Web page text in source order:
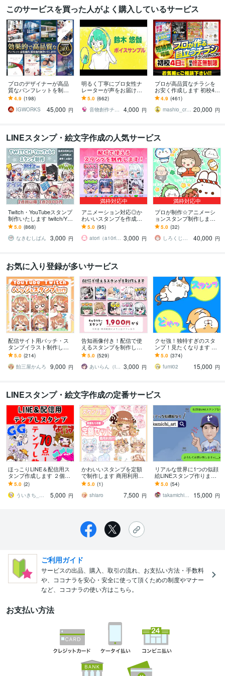
このサービスを買った人がよく購入しているサービス
プロのデザイナーが高品
質なパンフレットを制作
します パンフレット、会
社案内、採用案内、カタ
ログでも対応可能です！
4.9 (198)
IGWORKS
45,000 円
明るく丁寧にプロ女性ナ
レーターが声をお届けし
ます 明るい声を軸に落ち
着いたナレ少年ボイスや
演技まで幅広く対応！
5.0 (662)
音物創作チーム「UMEX」
4,000 円
プロが高品質なチラシを
お安く作成します 初校4日
以内！細かい修正無制
限！ポスター、DM、名刺
なども！
4.9 (461)
mashio_creat 20,000 円
LINEスタンプ・絵文字作成の人気サービス
Twitch・YouTubeスタンプ
制作いたします twitch/You
Tube/tiktok配信用スタンプ
制作
5.0 (868)
なきむしぱん
3,000 円
満枠対応中
アニメーション対応◎か
わいいスタンプを作成し
ます 企業実績多数有！Yo
uTube・Twitch・TikTok☆
5.0 (95)
atori（a10ri_p） 3,000 円
満枠対応中
プロが制作☆アニメーシ
ョンスタンプ制作します L
INE、YouTube、Twitch用
アニメスタンプ制作☆
5.0 (32)
しろくじらプラスし
40,000 円
お気に入り登録が多いサービス
配信サイト用バッチ・ス
タンプイラスト制作しま
す 企業実績あり！メンバ
ーシップやサブスク特典
に最適！
5.0 (214)
飴三屋かんろ
9,000 円
告知画像付き！配信で使
えるスタンプを制作しま
す アニメーションスタン
プも対応はじめました！
5.0 (529)
あいらん（iran_stn） 3,000 円
クセ強！独特すぎのスタ
ンプ！見たくなります 大
手企業様お墨付きクオリ
ティ！キャラ映え間違い
ナシ！
5.0 (374)
fumi02
15,000 円
LINEスタンプ・絵文字作成の定番サービス
ほっこりLINE＆配信用ス
タンプ作成します ２個セ
ット価格！商用利用・2次
利用OK！
5.0 (2)
ういきち_ほんわかillustrator
5,000 円
かわいいスタンプを定額
で制作します 商用利用込
みの分かりやすい定額セ
ット
5.0 (1)
shiaro
7,500 円
リアルな世界に1つの似顔
絵LINEスタンプ作ります
記念日・プレゼントに！
有名人とと同じテイスト
のオリジナル！
5.0 (54)
takamichi_art
15,000 円
ご利用ガイド
サービスの出品、購入、取引の流れ、お支払い方法・手数料
や、ココナラを安心・安全に使って頂くための制度やマナー
など、ココナラの使い方はこちら。
お支払い方法